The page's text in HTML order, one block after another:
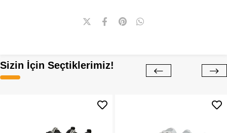
Sizin İçin Seçtiklerimiz!